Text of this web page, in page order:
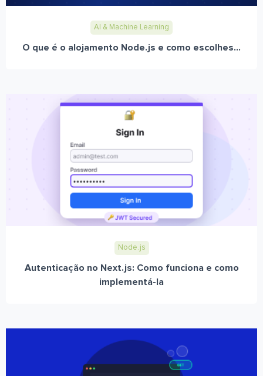
AI & Machine Learning
O que é o alojamento Node.js e como escolhes...
Node.js
Autenticação no Next.js: Como funciona e como
implementá-la